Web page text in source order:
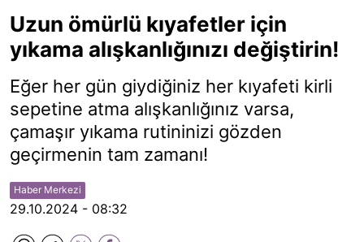
Uzun ömürlü kıyafetler için
yıkama alışkanlığınızı değiştirin!
Eğer her gün giydiğiniz her kıyafeti kirli
sepetine atma alışkanlığınız varsa,
çamaşır yıkama rutininizi gözden
geçirmenin tam zamanı!
Haber Merkezi
29.10.2024 - 08:32